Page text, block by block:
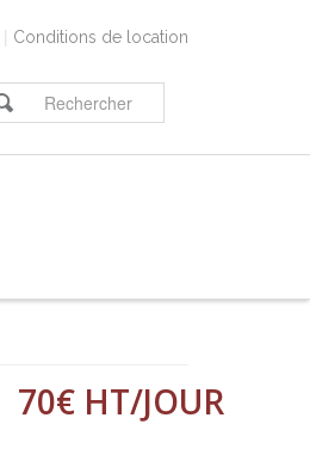
| Conditions de location
70€ HT/JOUR